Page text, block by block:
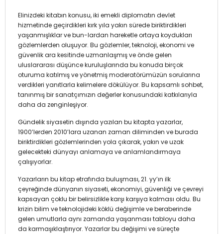
Elinizdeki kitabın konusu, iki emekli diplomatın devlet
hizmetinde geçirdikleri kırk yıla yakın sürede biriktirdikleri
yaşanmışlıklar ve bun-lardan hareketle ortaya koydukları
gözlemlerden oluşuyor. Bu gözlemler, teknoloji, ekonomi ve
güvenlik ara kesitinde uzmanlaşmış ve önde gelen
uluslararası düşünce kuruluşlarında bu konuda birçok
oturuma katılmış ve yönetmiş moderatörümüzün sorularına
verdikleri yanıtlarla kelimelere dökülüyor. Bu kapsamlı sohbet,
tanınmış bir sanatçımızın değerler konusundaki katkılarıyla
daha da zenginleşiyor.
Gündelik siyasetin dışında yazılan bu kitapta yazarlar,
1900’lerden 2010’lara uzanan zaman diliminden ve burada
biriktirdikleri gözlemlerinden yola çıkarak, yakın ve uzak
gelecekteki dünyayı anlamaya ve anlamlandırmaya
çalışıyorlar.
Yazarların bu kitap etrafında buluşması, 21. yy’ın ilk
çeyreğinde dünyanın siyaseti, ekonomiyi, güvenliği ve çevreyi
kapsayan çoklu bir belirsizlikle karşı karşıya kalması oldu. Bu
krizin bilim ve teknolojideki köklü değişimle ve beraberinde
gelen umutlarla aynı zamanda yaşanması tabloyu daha
da karmaşıklaştırıyor. Yazarlar bu değişimi ve süreçte